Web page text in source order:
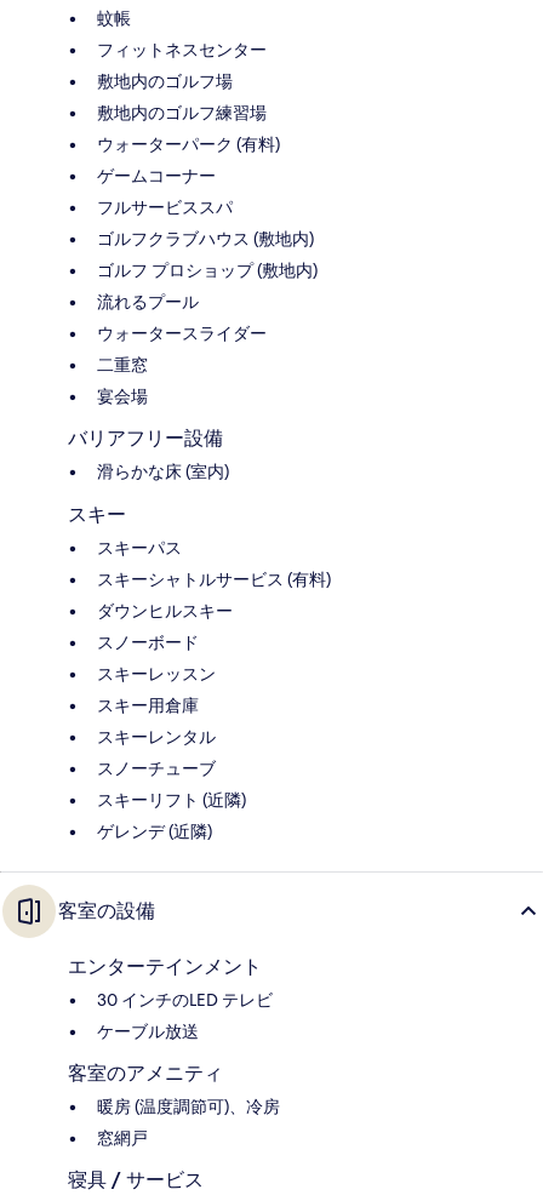
蚊帳
フィットネスセンター
敷地内のゴルフ場
敷地内のゴルフ練習場
ウォーターパーク (有料)
ゲームコーナー
フルサービススパ
ゴルフクラブハウス (敷地内)
ゴルフ プロショップ (敷地内)
流れるプール
ウォータースライダー
二重窓
宴会場
バリアフリー設備
滑らかな床 (室内)
スキー
スキーパス
スキーシャトルサービス (有料)
ダウンヒルスキー
スノーボード
スキーレッスン
スキー用倉庫
スキーレンタル
スノーチューブ
スキーリフト (近隣)
ゲレンデ (近隣)
客室の設備
エンターテインメント
30 インチのLED テレビ
ケーブル放送
客室のアメニティ
暖房 (温度調節可)、冷房
窓網戸
寝具 / サービス